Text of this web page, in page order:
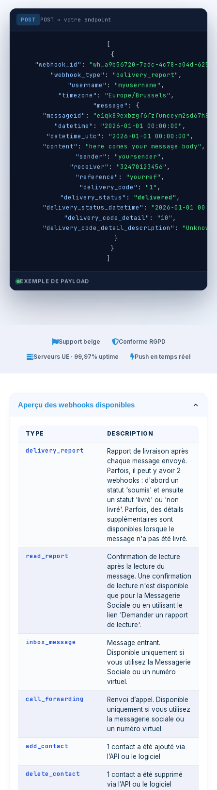
POST POST → votre endpoint
[
  {
"webhook_id" : "wh_a9b56720-7adc-4c78-a04d-
"webhook_type" : "delivery_report" ,
"username" : "myusername" ,
"timezone" : "Europe/Brussels" ,
"message" : {
"messageid" : "e1qk89exbzgf6fzfunceym2sd67h88"
"datetime" : "2026-01-01 00:00:00" ,
"datetime_utc" : "2026-01-01 00:00:00" ,
"content" : "here comes your message body" ,
"sender" : "yoursender" ,
"receiver" : "32470123456" ,
"reference" : "yourref" ,
"delivery_code" : "1" ,
"delivery_status" : "delivered",
"delivery_status_datetime" : "2026-01-01
"delivery_code_detail" : "10" ,
"delivery_code_detail_description" :
    }
  }
]
EXEMPLE DE PAYLOAD
Support belge Conforme RGPD
Serveurs UE · 99,97% uptime Push en temps réel
Aperçu des webhooks disponibles
TYPE DESCRIPTION
delivery_report
Rapport de livraison après
chaque message envoyé.
Parfois, il peut y avoir 2
webhooks : d'abord un
statut 'soumis' et ensuite
un statut 'livré' ou 'non
livré'. Parfois, des détails
supplémentaires sont
disponibles lorsque le
message n'a pas été livré.
read_report
Confirmation de lecture
après la lecture du
message. Une confirmation
de lecture n'est disponible
que pour la Messagerie
Sociale ou en utilisant le
lien 'Demander un rapport
de lecture'.
inbox_message
Message entrant.
Disponible uniquement si
vous utilisez la Messagerie
Sociale ou un numéro
virtuel.
call_forwarding
Renvoi d’appel. Disponible
uniquement si vous utilisez
la messagerie sociale ou
un numéro virtuel.
add_contact
1 contact a été ajouté via
l’API ou le logiciel
delete_contact
1 contact a été supprimé
via l’API ou le logiciel